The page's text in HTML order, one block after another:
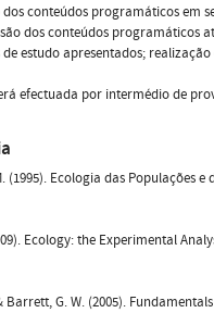
conteúdos programáticos em
dos conteúdos programáticos
de estudo apresentados;
efectuada por intermédio de
(1995). Ecologia das Populações
Ecology: the Experimental
Barrett, G. W. (2005).